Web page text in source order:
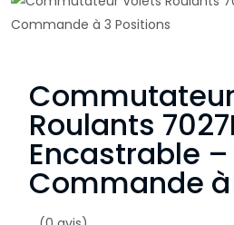
Roulants
Encastrable –
Commande